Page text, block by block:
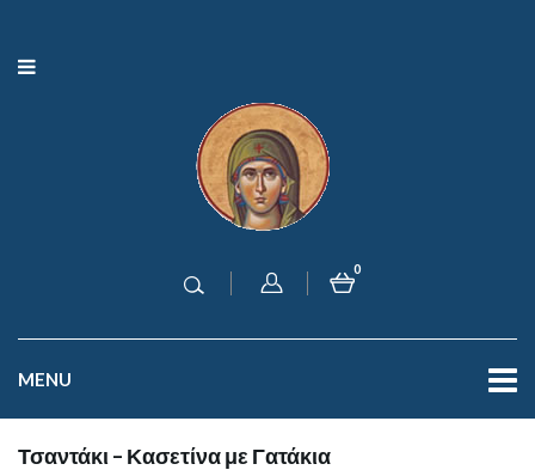
0
MENU
Τσαντάκι – Κασετίνα με Γατάκια